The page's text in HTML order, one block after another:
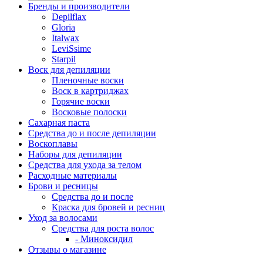
Бренды и производители
Depilflax
Gloria
Italwax
LeviSsime
Starpil
Воск для депиляции
Пленочные воски
Воск в картриджах
Горячие воски
Восковые полоски
Сахарная паста
Средства до и после депиляции
Воскоплавы
Наборы для депиляции
Средства для ухода за телом
Расходные материалы
Брови и ресницы
Средства до и после
Краска для бровей и ресниц
Уход за волосами
Средства для роста волос
- Миноксидил
Отзывы о магазине